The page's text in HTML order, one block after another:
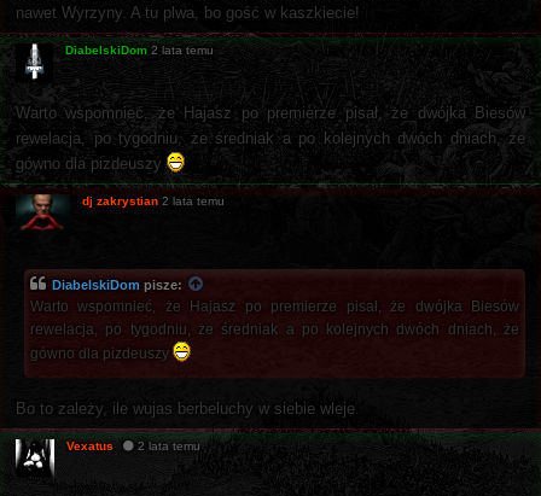
nawet Wyrzyny. A tu plwa, bo gość w kaszkiecie!
DiabelskiDom 2 lata temu
Warto wspomnieć, że Hajasz po premierze pisał, że dwójka Biesów
rewelacja, po tygodniu, że średniak a po kolejnych dwóch dniach, że
gówno dla pizdeuszy
dj zakrystian 2 lata temu
DiabelskiDom pisze:
Warto wspomnieć, że Hajasz po premierze pisał, że dwójka Biesów
rewelacja, po tygodniu, że średniak a po kolejnych dwóch dniach, że
gówno dla pizdeuszy
Bo to zależy, ile wujas berbeluchy w siebie wleje.
Vexatus 2 lata temu